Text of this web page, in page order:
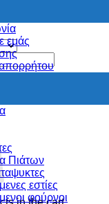
εμάς
Πιάτων
εστίες
φούρνοι